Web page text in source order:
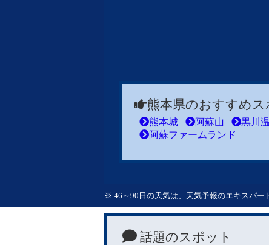
熊本県のおすすめス
熊本城 阿蘇山 黒川
阿蘇ファームランド
※ 46～90日の天気は、天気予報のエキスパー
話題のスポット